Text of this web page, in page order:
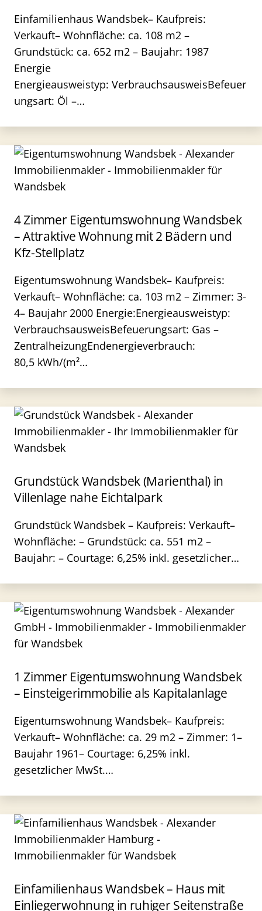
Einfamilienhaus Wandsbek– Kaufpreis:
Verkauft– Wohnfläche: ca. 108 m2 –
Grundstück: ca. 652 m2 – Baujahr: 1987
Energie
Energieausweistyp: VerbrauchsausweisBefeuer
ungsart: Öl –…
4 Zimmer Eigentumswohnung Wandsbek
– Attraktive Wohnung mit 2 Bädern und
Kfz-Stellplatz
Eigentumswohnung Wandsbek– Kaufpreis:
Verkauft– Wohnfläche: ca. 103 m2 – Zimmer: 3-
4– Baujahr 2000 Energie:Energieausweistyp:
VerbrauchsausweisBefeuerungsart: Gas –
ZentralheizungEndenergieverbrauch:
80,5 kWh/(m²…
Grundstück Wandsbek (Marienthal) in
Villenlage nahe Eichtalpark
Grundstück Wandsbek – Kaufpreis: Verkauft–
Wohnfläche: – Grundstück: ca. 551 m2 –
Baujahr: – Courtage: 6,25% inkl. gesetzlicher…
1 Zimmer Eigentumswohnung Wandsbek
– Einsteigerimmobilie als Kapitalanlage
Eigentumswohnung Wandsbek– Kaufpreis:
Verkauft– Wohnfläche: ca. 29 m2 – Zimmer: 1–
Baujahr 1961– Courtage: 6,25% inkl.
gesetzlicher MwSt.…
Einfamilienhaus Wandsbek – Haus mit
Einliegerwohnung in ruhiger Seitenstraße